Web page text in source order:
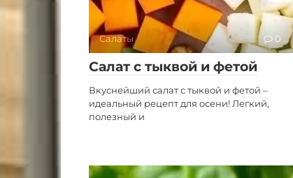
Салаты 0
Салат с тыквой и фетой
Вкуснейший салат с тыквой и фетой –
идеальный рецепт для осени! Легкий,
полезный и